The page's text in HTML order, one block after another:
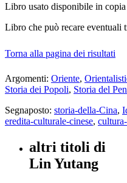
Libro usato disponibile in copia
Libro che può recare eventuali
Torna alla pagina dei risultati
Argomenti: Oriente,
Storia dei Popoli, Storia del
Segnaposto: storia-della-Cina,
eredita-culturale-cinese,
altri titoli di
Lin Yutang